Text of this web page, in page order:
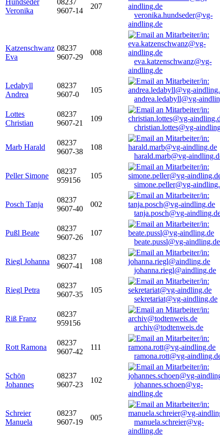
Hundseder
Veronika
08237
9607-14
207
veronika.hundseder@vg-
aindling.de
Katzenschwanz
Eva
08237
9607-29
008
eva.katzenschwanz@vg-
aindling.de
Ledabyll
Andrea
08237
9607-0
105
andrea.ledabyll@vg-
Lottes
Christian
08237
9607-21
109
christian.lottes@vg-
Marb Harald
08237
9607-38
108
harald.marb@vg-
Peller Simone
08237
959156
105
simone.peller@vg-
Posch Tanja
08237
9607-40
002
tanja.posch@vg-
Pußl Beate
08237
9607-26
107
beate.pussl@vg-aindling.de
Riegl Johanna
08237
9607-41
108
johanna.riegl@aindling.de
Riegl Petra
08237
9607-35
105
sekretariat@vg-aindling.de
Riß Franz
08237
959156
archiv@todtenweis.de
Rott Ramona
08237
9607-42
111
ramona.rott@vg-
Schön
Johannes
08237
9607-23
102
johannes.schoen@vg-
aindling.de
Schreier
Manuela
08237
9607-19
005
manuela.schreier@vg-
aindling.de